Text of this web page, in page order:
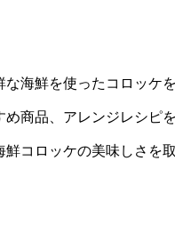
海鮮を使ったコロッケを
商品、アレンジレシピを
コロッケの美味しさを取